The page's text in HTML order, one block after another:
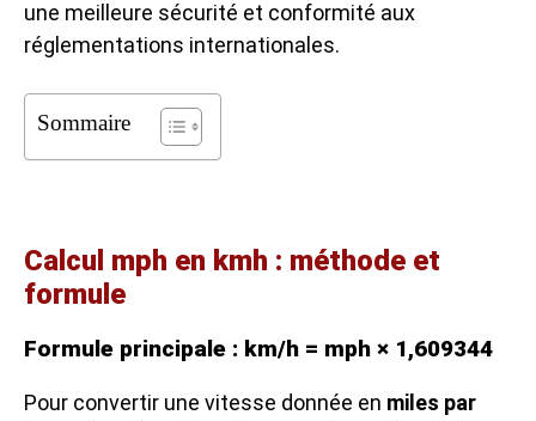
une meilleure sécurité et conformité aux
réglementations internationales.
Sommaire
Calcul mph en kmh : méthode et
formule
Formule principale : km/h = mph × 1,609344
Pour convertir une vitesse donnée en miles par